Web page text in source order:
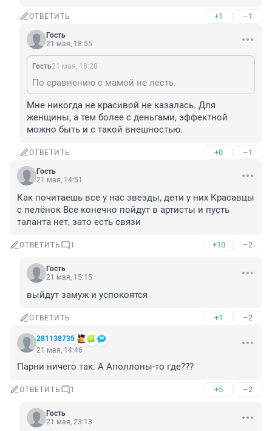
ОТВЕТИТЬ +1 –1
Гость
21 мая, 18:55
Гость21 мая, 18:28
По сравнению с мамой не лесть.
Мне никогда не красивой не казалась. Для
женщины, а тем более с деньгами, эффектной
можно быть и с такой внешностью.
ОТВЕТИТЬ +0 –1
Гость
21 мая, 14:51
Как почитаешь все у нас звезды, дети у них Красавцы
с пелёнок Все конечно пойдут в артисты и пусть
таланта нет, зато есть связи
ОТВЕТИТЬ 1 +10 –2
Гость
21 мая, 15:15
выйдут замуж и успокоятся
ОТВЕТИТЬ +1 –2
281138735
21 мая, 14:46
Парни ничего так. А Аполлоны-то где???
ОТВЕТИТЬ 1 +5 –2
Гость
21 мая, 23:13